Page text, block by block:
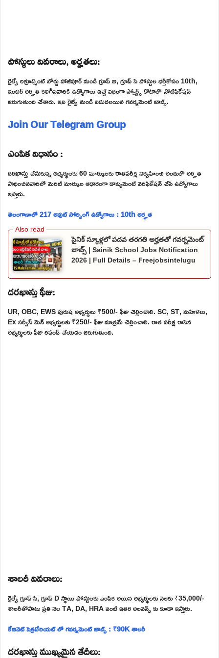
పోస్టులు వివరాలు, అర్హతలు:
రైల్వే రిక్రూట్మెంట్ బోర్డు హాజీపూర్ నుండి గ్రూప్ బి, గ్రూప్ సి పోస్టుల భర్తీకోసం 10th,
ఇంటర్ అర్హత కలిగినవారికి ఉద్యోగాలు ఇచ్చే విధంగా స్పోర్ట్స్ కోటాలో నోటిఫికేషన్
జరుగుతుంది చేశారు. ఇవి రైల్వే నుండి విడుదలయిన గవర్నమెంట్ జాబ్స్.
Join Our Telegram Group
ఎంపిక విధానం :
దరఖాస్తు చేసుకున్న అభ్యర్థులకు 60 మార్కులకు రాతపరీక్ష నిర్వహించి అందులో అర్హత
సాధించినవారిలో మెరిట్ మార్కుల ఆధారంగా డాక్యుమెంట్ వెరిఫికేషన్ చేసి ఉద్యోగాలు
ఇస్తారు.
తెలంగాణాలో 217 అవుట్ సోర్సింగ్ ఉద్యోగాలు : 10th అర్హత
సైనిక్ స్కూళ్లలో పదవ తరగతి అర్హతతో గవర్నమెంట్
జాబ్స్ | Sainik School Jobs Notification
2026 | Full Details – Freejobsintelugu
దరఖాస్తు ఫీజు:
UR, OBC, EWS పురుష అభ్యర్థులు ₹500/- ఫీజు చెల్లించాలి. SC, ST, మహిళలు,
Ex సర్వీస్ మెన్ అభ్యర్థులకు ₹250/- ఫీజు మాత్రమే చెల్లించాలి. రాత పరీక్ష రాసిన
అభ్యర్థులకు ఫీజు రిఫండ్ చేయడం జరుగుతుంది.
శాలరీ వివరాలు:
రైల్వే గ్రూప్ సి, గ్రూప్ D స్థాయి పోస్టులకు ఎంపిక అయిన అభ్యర్థులకు నెలకు ₹35,000/-
శాలరీతోపాటు ప్రతి నెల TA, DA, HRA వంటి ఇతర అలవెన్స్ కు కూడా ఇస్తారు.
కేబినెట్ సెక్రటేరియట్ లో గవర్నమెంట్ జాబ్స్ : ₹90K శాలరీ
దరఖాస్తు ముఖ్యమైన తేదీలు: